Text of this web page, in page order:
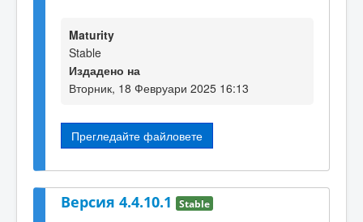
Maturity
Stable
Издадено на
Вторник, 18 Февруари 2025 16:13
Прегледайте файловете
Версия 4.4.10.1 Stable